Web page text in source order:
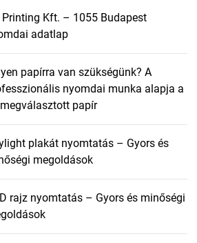
Printing Kft. – 1055 Budapest
adatlap
papírra van szükségünk? A
nyomdai munka alapja a
papír
plakát nyomtatás – Gyors és
megoldások
rajz nyomtatás – Gyors és minőségi